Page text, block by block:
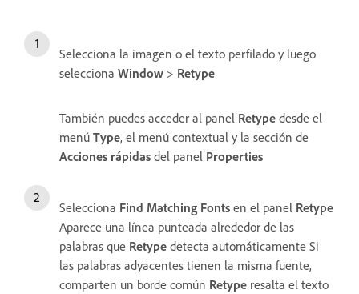
Selecciona la imagen o el texto perfilado y luego
selecciona Window > Retype
También puedes acceder al panel Retype desde el
menú Type, el menú contextual y la sección de
Acciones rápidas del panel Properties
Selecciona Find Matching Fonts en el panel Retype
Aparece una línea punteada alrededor de las
palabras que Retype detecta automáticamente Si
las palabras adyacentes tienen la misma fuente,
comparten un borde común Retype resalta el texto